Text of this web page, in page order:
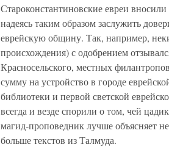
Староконстантиновские евреи
надеясь таким образом заслужить
еврейскую общину. Так, например,
происхождения) с одобрением
Красносельского, местных
сумму на устройство в городе
библиотеки и первой светской
всегда и везде спорили о том, чей
магид-проповедник лучше объясняет
больше текстов из Талмуда.